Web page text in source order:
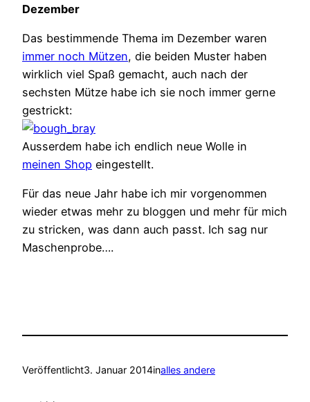
Dezember
Das bestimmende Thema im Dezember waren
immer noch Mützen, die beiden Muster haben
wirklich viel Spaß gemacht, auch nach der
sechsten Mütze habe ich sie noch immer gerne
gestrickt:
Ausserdem habe ich endlich neue Wolle in
meinen Shop eingestellt.
Für das neue Jahr habe ich mir vorgenommen
wieder etwas mehr zu bloggen und mehr für mich
zu stricken, was dann auch passt. Ich sag nur
Maschenprobe….
Veröffentlicht3. Januar 2014inalles andere